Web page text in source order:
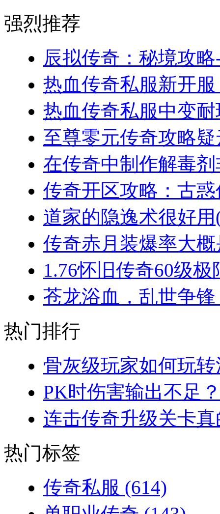
强烈推荐
辰拟传奇：秘境攻
热血传奇私服新开
热血传奇私服中变
至尊零元传奇攻略
在传奇中制作解毒
传奇开区攻略：古
道家的隐逸术很好用
传奇赤月装爆率大
1.76怀旧传奇60级
苍龙浴血，乱世争
热门排行
骨灰级玩家如何玩
PK时伤害输出不足
连击传奇升级关卡
热门标签
传奇私服 (614)